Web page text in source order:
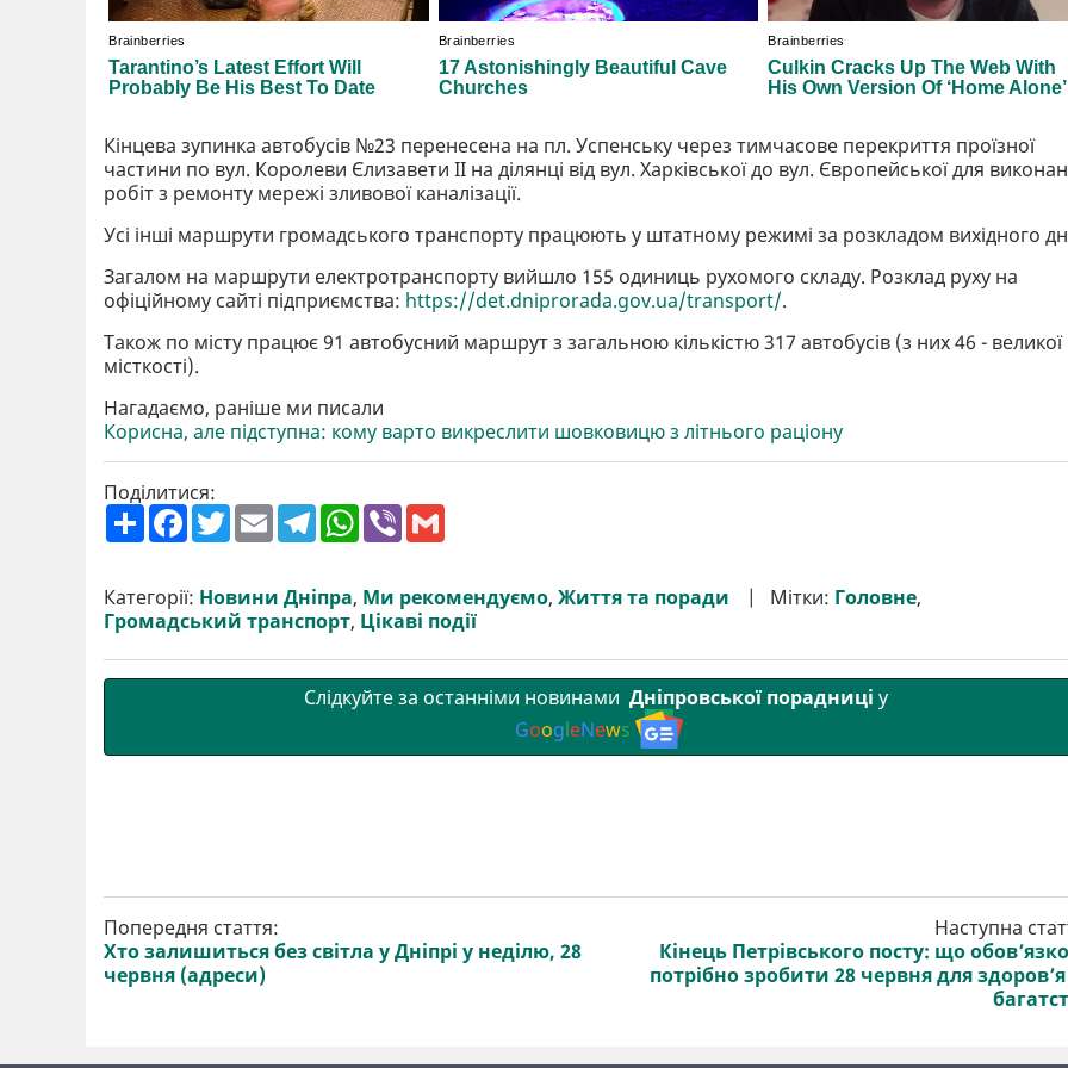
Кінцева зупинка автобусів №23 перенесена на пл. Успенську через тимчасове перекриття проїзної
частини по вул. Королеви Єлизавети II на ділянці від вул. Харківської до вул. Європейської для
робіт з ремонту мережі зливової каналізації.
Усі інші маршрути громадського транспорту працюють у штатному режимі за розкладом вихідного
Загалом на маршрути електротранспорту вийшло 155 одиниць рухомого складу. Розклад руху на
офіційному сайті підприємства: https://det.dniprorada.gov.ua/transport/.
Також по місту працює 91 автобусний маршрут з загальною кількістю 317 автобуcів (з них 46 - великої
місткості).
Нагадаємо, раніше ми писали
Корисна, але підступна: кому варто викреслити шовковицю з літнього раціону
Поділитися:
П
о
р
и
т
F
a
b
o
o
T
w
t
e
r
E
m
l
T
e
g
r
a
W
h
s
A
p
V
r l
Категорії: Новини Дніпра, Ми рекомендуємо, Життя та поради Мітки: Головне,
Громадський транспорт, Цікаві події
Слідкуйте за останніми новинами Дніпровської порадниці у
GoogleNews
Попередня стаття:
Хто залишиться без світла у Дніпрі у неділю, 28
червня (адреси)
Наступна
Кінець Петрівського посту: що
потрібно зробити 28 червня для